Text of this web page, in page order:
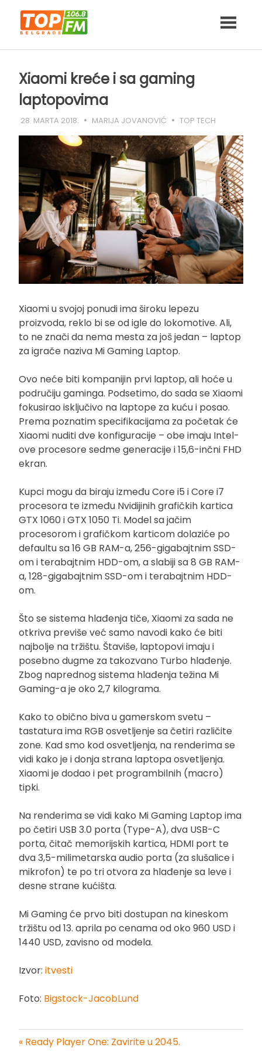
content
Xiaomi kreće i sa gaming
laptopovima
28. MARTA 2018. MARIJA JOVANOVIĆ TOP TECH
Xiaomi u svojoj ponudi ima široku lepezu
proizvoda, reklo bi se od igle do lokomotive. Ali,
to ne znači da nema mesta za još jedan – laptop
za igrače naziva Mi Gaming Laptop.
Ovo neće biti kompanijin prvi laptop, ali hoće u
područiju gaminga. Podsetimo, do sada se Xiaomi
fokusirao isključivo na laptope za kuću i posao.
Prema poznatim specifikacijama za početak će
Xiaomi nuditi dve konfiguracije – obe imaju Intel-
ove procesore sedme generacije i 15,6-inčni FHD
ekran.
Kupci mogu da biraju između Core i5 i Core i7
procesora te između Nvidijinih grafičkih kartica
GTX 1060 i GTX 1050 Ti. Model sa jačim
procesorom i grafičkom karticom dolaziće po
defaultu sa 16 GB RAM-a, 256-gigabajtnim SSD-
om i terabajtnim HDD-om, a slabiji sa 8 GB RAM-
a, 128-gigabajtnim SSD-om i terabajtnim HDD-
om.
Što se sistema hlađenja tiče, Xiaomi za sada ne
otkriva previše već samo navodi kako će biti
najbolje na tržištu. Štaviše, laptopovi imaju i
posebno dugme za takozvano Turbo hlađenje.
Zbog naprednog sistema hlađenja težina Mi
Gaming-a je oko 2,7 kilograma.
Kako to obično biva u gamerskom svetu –
tastatura ima RGB osvetljenje sa četiri različite
zone. Kad smo kod osvetljenja, na renderima se
vidi kako je i donja strana laptopa osvetljenja.
Xiaomi je dodao i pet programbilnih (macro)
tipki.
Na renderima se vidi kako Mi Gaming Laptop ima
po četiri USB 3.0 porta (Type-A), dva USB-C
porta, čitač memorijskih kartica, HDMI port te
dva 3,5-milimetarska audio porta (za slušalice i
mikrofon) te po tri otvora za hlađenje sa leve i
desne strane kućišta.
Mi Gaming će prvo biti dostupan na kineskom
tržištu od 13. aprila po cenama od oko 960 USD i
1440 USD, zavisno od modela.
Izvor: itvesti
Foto: Bigstock-JacobLund
« Ready Player One: Zavirite u 2045.